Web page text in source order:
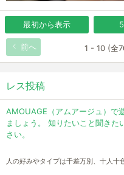
最初から表示
前へ 1 - 10 (全
レス投稿
AMOUAGE（アムアージュ）で
ましょう。 知りたいこと聞き
さい。
人の好みやタイプは千差万別、十人十